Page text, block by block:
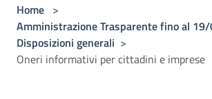
Home >
Amministrazione Trasparente fino al
Disposizioni generali >
Oneri informativi per cittadini e imprese